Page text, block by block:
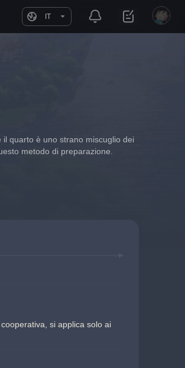
IT
quarto è uno strano miscuglio dei
metodo di preparazione.
si applica solo ai